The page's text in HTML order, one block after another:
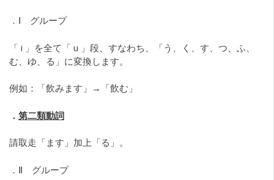
．Ⅰ グループ
「 i 」を全て「 u 」段、すなわち、「う、く、す、つ、ふ、
む、ゆ、る」に変換します。
例如：「飲みます」→「飲む」
． 第二類動詞
請取走「ます」加上「る」。
．Ⅱ グループ